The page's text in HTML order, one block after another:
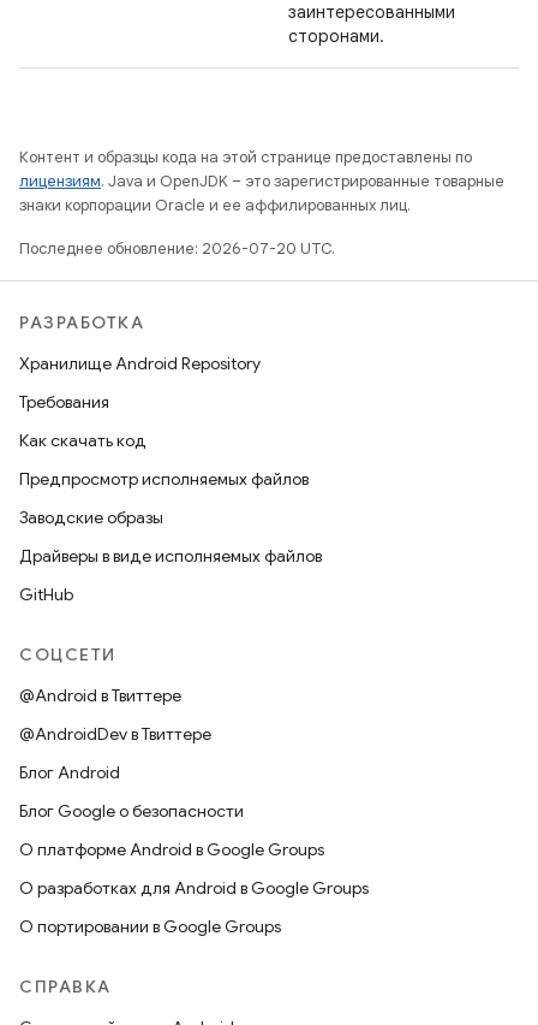
заинтересованными
сторонами.
Контент и образцы кода на этой странице предоставлены по
лицензиям. Java и OpenJDK – это зарегистрированные товарные
знаки корпорации Oracle и ее аффилированных лиц.
Последнее обновление: 2026-07-20 UTC.
РАЗРАБОТКА
Хранилище Android Repository
Требования
Как скачать код
Предпросмотр исполняемых файлов
Заводские образы
Драйверы в виде исполняемых файлов
GitHub
СОЦСЕТИ
@Android в Твиттере
@AndroidDev в Твиттере
Блог Android
Блог Google о безопасности
О платформе Android в Google Groups
О разработках для Android в Google Groups
О портировании в Google Groups
СПРАВКА